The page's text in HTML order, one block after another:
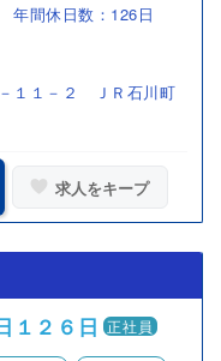
間休日数：126日
１１－２ ＪＲ石川町
求人をキープ
１２６日 正社員